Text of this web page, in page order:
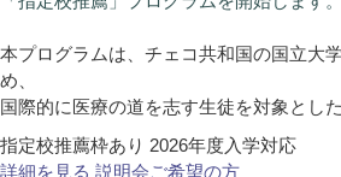
本プログラムは、チェコ共和国の国立大
め、
国際的に医療の道を志す生徒を対象とし
指定校推薦枠あり 2026年度入学対応
詳細を見る 説明会ご希望の方